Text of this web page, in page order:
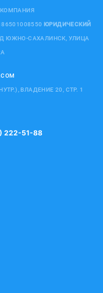
КОМПАНИЯ
ЮРИДИЧЕСКИЙ
ЮЖНО-САХАЛИНСК, УЛИЦА
ВЛАДЕНИЕ 20, СТР. 1
222-51-88